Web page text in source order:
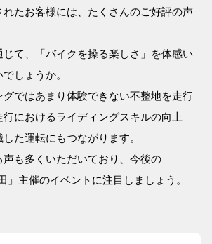
れたお客様には、たくさんのご好評の声
て、「バイクを操る楽しさ」を体感い
しょうか。
グではあまり体験できない不整地を走行
におけるライディングスキルの向上
た運転にもつながります。
も多くいただいており、今後の
」主催のイベントに注目しましょう。